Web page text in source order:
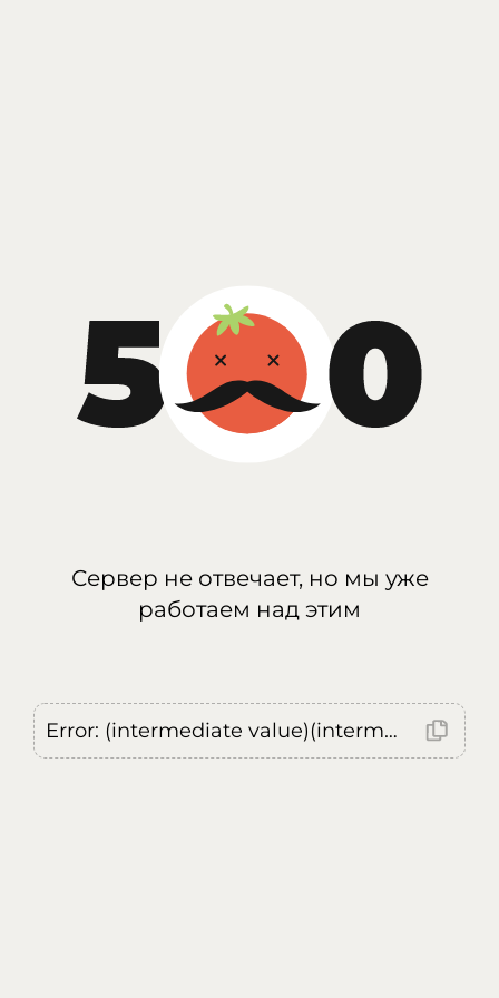
Сервер не отвечает, но мы уже
работаем над этим
Error: (intermediate value)(intermediate value)(intermediate value).replaceAll is not a function